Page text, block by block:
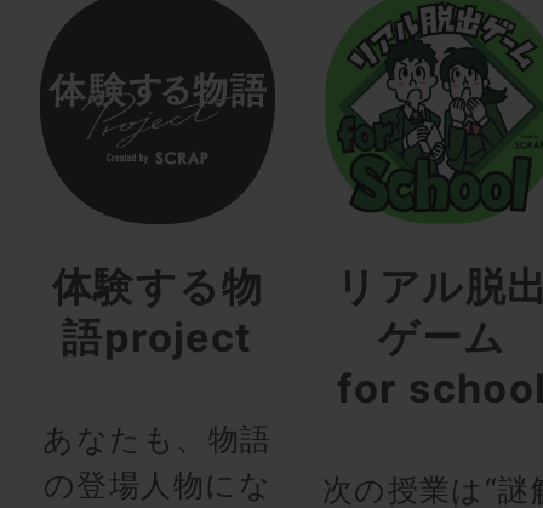
体験する物
語project
あなたも、物語
の登場人物にな
リアル脱
ゲーム
for
次の授業は“謎